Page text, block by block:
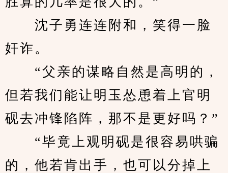
沈子勇连连附和，笑得一脸
奸诈。
“父亲的谋略自然是高明的，
但若我们能让明玉怂恿着上官明
砚去冲锋陷阵，那不是更好吗？”
“毕竟上观明砚是很容易哄骗
的，他若肯出手，也可以分掉上